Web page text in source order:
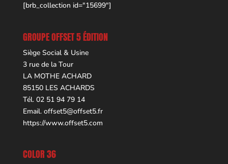
[brb_collection id="15699"]
GROUPE OFFSET 5 ÉDITION
Siège Social & Usine
3 rue de la Tour
LA MOTHE ACHARD
85150 LES ACHARDS
Tél. 02 51 94 79 14
Email. offset5@offset5.fr
https://www.offset5.com
COLOR 36